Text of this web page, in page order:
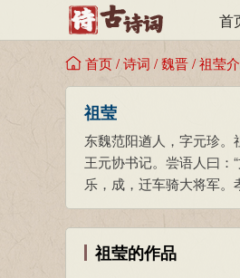
首
首页/诗词 /魏晋/祖莹
祖莹
东魏范阳遒人，字元珍
王元协书记。尝语人曰：
乐，成，迁车骑大将军。
祖莹的作品